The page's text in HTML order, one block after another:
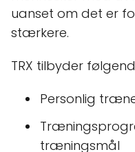
uanset om det er
stærkere.
TRX tilbyder
Personlig
træningsmål